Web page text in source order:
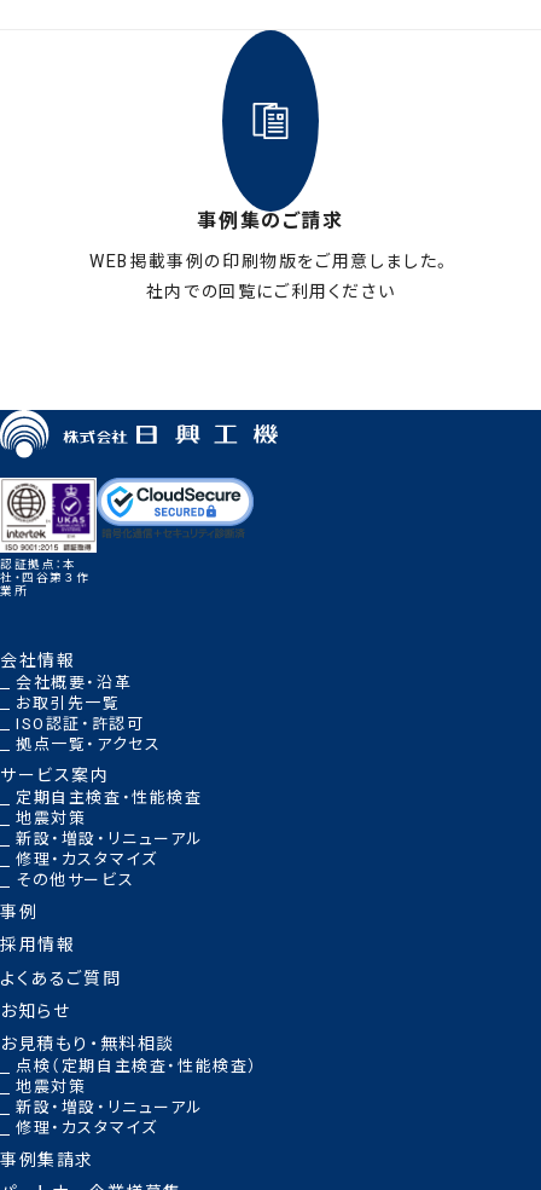
事例集のご請求
WEB掲載事例の印刷物版をご用意しました。
社内での回覧にご利用ください
認証拠点：本
社・四谷第３作
業所
会社情報
会社概要・沿革
お取引先一覧
ISO認証・許認可
拠点一覧・アクセス
サービス案内
定期自主検査・性能検査
地震対策
新設・増設・リニューアル
修理・カスタマイズ
その他サービス
事例
採用情報
よくあるご質問
お知らせ
お見積もり・無料相談
点検（定期自主検査・性能検査）
地震対策
新設・増設・リニューアル
修理・カスタマイズ
事例集請求